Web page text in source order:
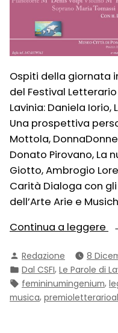
Ospiti della giornata
del Festival
Lavinia: Daniela
Una prospettiva
Mottola,
Donato Pirovano, La
Giotto, Ambrogio
Carità Dialoga con
dell’Arte Arie e
Continua a leggere
–
15
–
Pubblicato
da
Redazione
8
Pubblicato
in:
Dal CSFI, Le Parole di
Tag:
femininumingenium,
musica,